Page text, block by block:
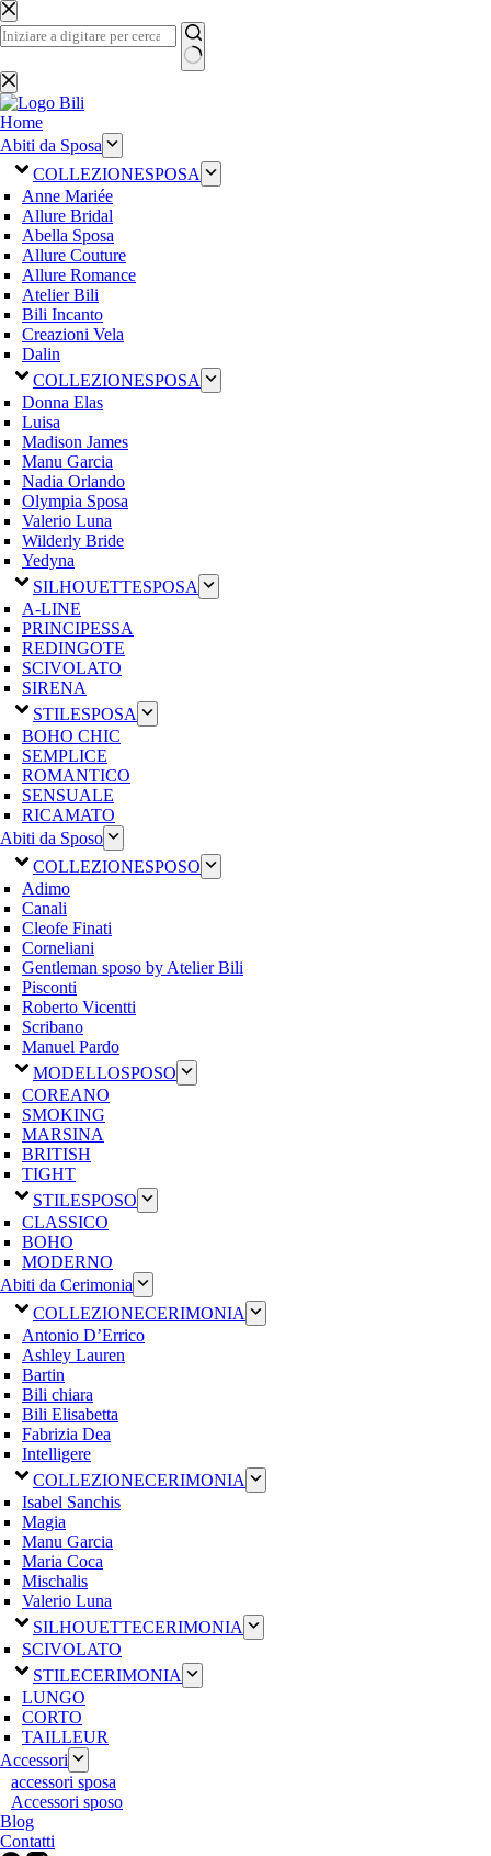
Salta
al
contenuto
Nessun
risultato
Home
Abiti da Sposa
COLLEZIONESPOSA
Anne Mariée
Allure Bridal
Abella Sposa
Allure Couture
Allure Romance
Atelier Bili
Bili Incanto
Creazioni Vela
Dalin
COLLEZIONESPOSA
Donna Elas
Luisa
Madison James
Manu Garcia
Nadia Orlando
Olympia Sposa
Valerio Luna
Wilderly Bride
Yedyna
SILHOUETTESPOSA
A-LINE
PRINCIPESSA
REDINGOTE
SCIVOLATO
SIRENA
STILESPOSA
BOHO CHIC
SEMPLICE
ROMANTICO
SENSUALE
RICAMATO
Abiti da Sposo
COLLEZIONESPOSO
Adimo
Canali
Cleofe Finati
Corneliani
Gentleman sposo by Atelier Bili
Pisconti
Roberto Vicentti
Scribano
Manuel Pardo
MODELLOSPOSO
COREANO
SMOKING
MARSINA
BRITISH
TIGHT
STILESPOSO
CLASSICO
BOHO
MODERNO
Abiti da Cerimonia
COLLEZIONECERIMONIA
Antonio D’Errico
Ashley Lauren
Bartin
Bili chiara
Bili Elisabetta
Fabrizia Dea
Intelligere
COLLEZIONECERIMONIA
Isabel Sanchis
Magia
Manu Garcia
Maria Coca
Mischalis
Valerio Luna
SILHOUETTECERIMONIA
SCIVOLATO
STILECERIMONIA
LUNGO
CORTO
TAILLEUR
Accessori
accessori sposa
Accessori sposo
Blog
Contatti